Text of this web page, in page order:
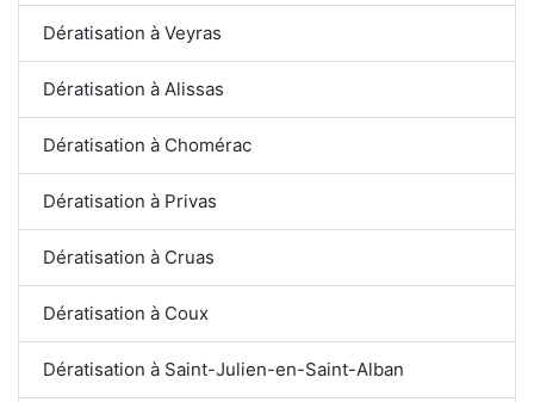
Dératisation à Veyras
Dératisation à Alissas
Dératisation à Chomérac
Dératisation à Privas
Dératisation à Cruas
Dératisation à Coux
Dératisation à Saint-Julien-en-Saint-Alban